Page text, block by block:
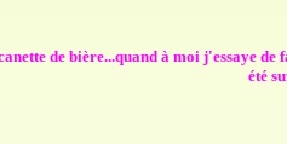
de bière...quand à moi j'essaye
été